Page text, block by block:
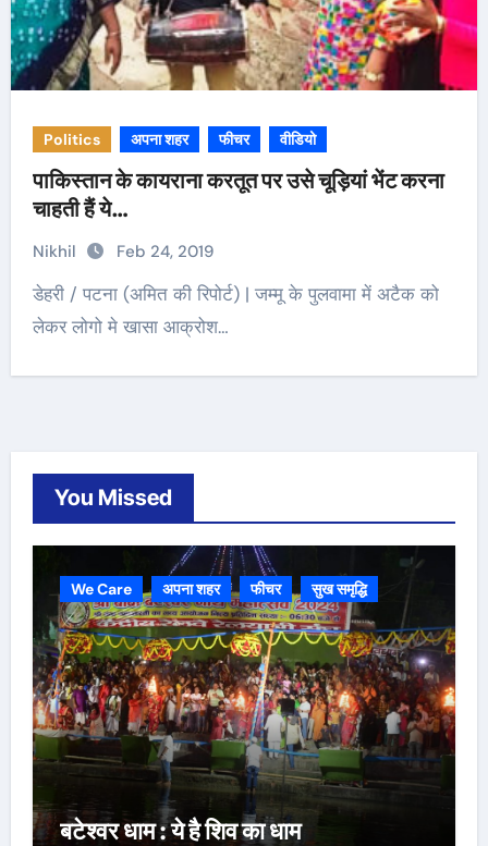
Politics अपना शहर फीचर वीडियो
पाकिस्तान के कायराना करतूत पर उसे चूड़ियां भेंट करना
चाहती हैं ये…
Nikhil Feb 24, 2019
डेहरी / पटना (अमित की रिपोर्ट) | जम्मू के पुलवामा में अटैक को
लेकर लोगो मे खासा आक्रोश…
You Missed
We Care अपना शहर फीचर सुख समृद्धि
बटेश्वर धाम : ये है शिव का धाम